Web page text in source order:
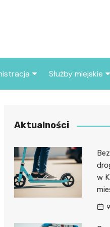
miasta
Służby miejskie
Policja
Aktualności
w